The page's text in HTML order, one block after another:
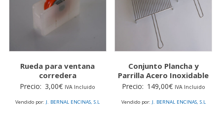
Rueda para ventana
corredera
Precio: 3,00€ IVA Incluido
Vendido por: J. BERNAL ENCINAS, S.L
Conjunto Plancha y
Parrilla Acero Inoxidable
Precio: 149,00€ IVA Incluido
Vendido por: J. BERNAL ENCINAS, S.L